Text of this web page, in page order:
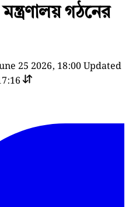
গঠনের
25 2026, 18:00Updated